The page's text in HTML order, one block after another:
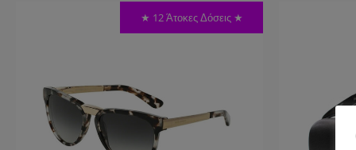
★ 12 Άτοκες Δόσεις ★